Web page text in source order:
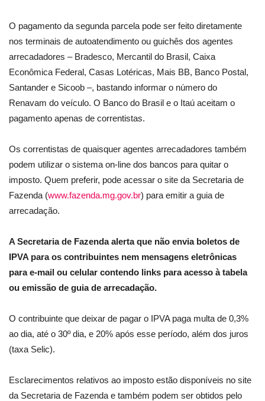
O pagamento da segunda parcela pode ser feito diretamente
nos terminais de autoatendimento ou guichês dos agentes
arrecadadores – Bradesco, Mercantil do Brasil, Caixa
Econômica Federal, Casas Lotéricas, Mais BB, Banco Postal,
Santander e Sicoob –, bastando informar o número do
Renavam do veículo. O Banco do Brasil e o Itaú aceitam o
pagamento apenas de correntistas.
Os correntistas de quaisquer agentes arrecadadores também
podem utilizar o sistema on-line dos bancos para quitar o
imposto. Quem preferir, pode acessar o site da Secretaria de
Fazenda (www.fazenda.mg.gov.br) para emitir a guia de
arrecadação.
A Secretaria de Fazenda alerta que não envia boletos de
IPVA para os contribuintes nem mensagens eletrônicas
para e-mail ou celular contendo links para acesso à tabela
ou emissão de guia de arrecadação.
O contribuinte que deixar de pagar o IPVA paga multa de 0,3%
ao dia, até o 30º dia, e 20% após esse período, além dos juros
(taxa Selic).
Esclarecimentos relativos ao imposto estão disponíveis no site
da Secretaria de Fazenda e também podem ser obtidos pelo